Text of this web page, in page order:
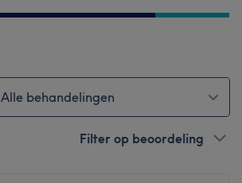
Alle behandelingen
Filter op beoordeling